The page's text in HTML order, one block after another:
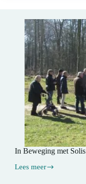
In Beweging met Solis
Lees meer
In